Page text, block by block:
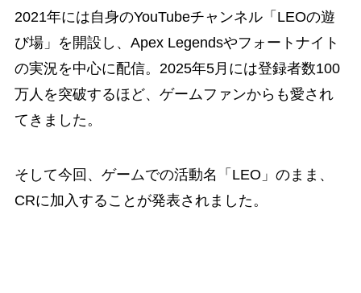
2021年には自身のYouTubeチャンネル「LEOの遊
び場」を開設し、Apex Legendsやフォートナイト
の実況を中心に配信。2025年5月には登録者数100
万人を突破するほど、ゲームファンからも愛され
てきました。
そして今回、ゲームでの活動名「LEO」のまま、
CRに加入することが発表されました。